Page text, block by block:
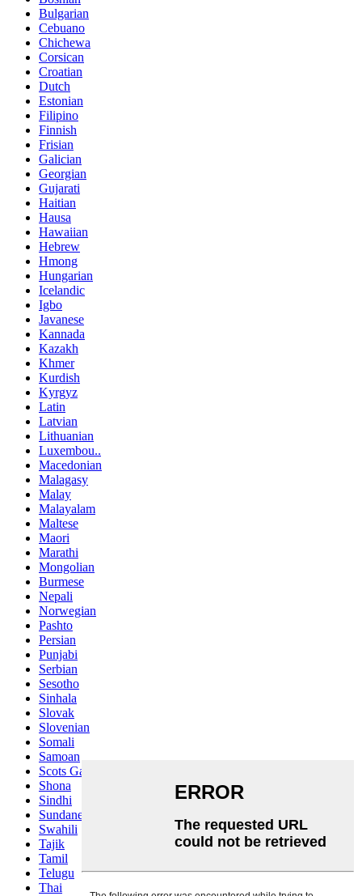
Bulgarian
Cebuano
Chichewa
Corsican
Croatian
Dutch
Estonian
Filipino
Finnish
Frisian
Galician
Georgian
Gujarati
Haitian
Hausa
Hawaiian
Hebrew
Hmong
Hungarian
Icelandic
Igbo
Javanese
Kannada
Kazakh
Khmer
Kurdish
Kyrgyz
Latin
Latvian
Lithuanian
Luxembou..
Macedonian
Malagasy
Malay
Malayalam
Maltese
Maori
Marathi
Mongolian
Burmese
Nepali
Norwegian
Pashto
Persian
Punjabi
Serbian
Sesotho
Sinhala
Slovak
Slovenian
Somali
Samoan
Scots Gaelic
Shona
Sindhi
Sundanese
Swahili
Tajik
Tamil
Telugu
Thai